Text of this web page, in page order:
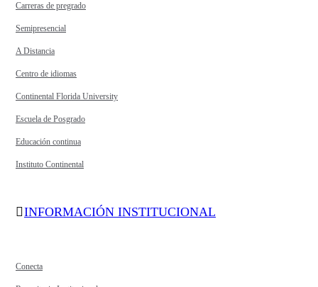
Carreras de pregrado
Semipresencial
A Distancia
Centro de idiomas
Continental Florida University
Escuela de Posgrado
Educación continua
Instituto Continental
INFORMACIÓN INSTITUCIONAL
Conecta